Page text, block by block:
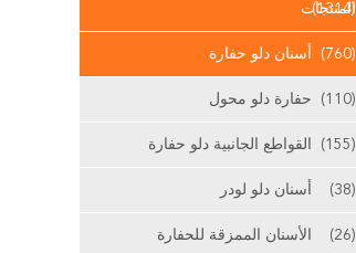
المنتجات(1314)
أسنان دلو حفارة (760)
حفارة دلو محول (110)
القواطع الجانبية دلو حفارة (155)
أسنان دلو لودر (38)
الأسنان الممزقة للحفارة (26)